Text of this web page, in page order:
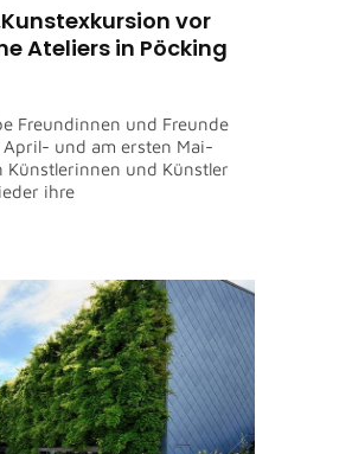
vor
Ateliers in Pöcking
Freundinnen und Freunde
April- und am ersten Mai-
und Künstler
ihre